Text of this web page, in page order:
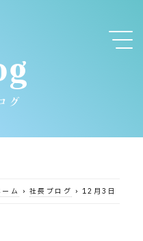
グ
ーム › 社長ブログ › 12月3日